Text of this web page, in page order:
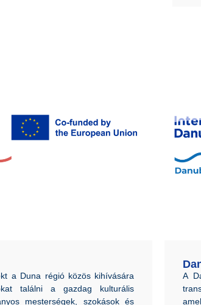
a Duna régió közös kihívására
találni a gazdag kulturális
mesterségek, szokások és
A